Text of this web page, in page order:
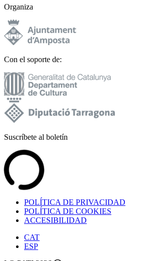
Organiza
Con el soporte de:
Suscríbete al boletín
POLÍTICA DE PRIVACIDAD
POLÍTICA DE COOKIES
ACCESIBILIDAD
CAT
ESP